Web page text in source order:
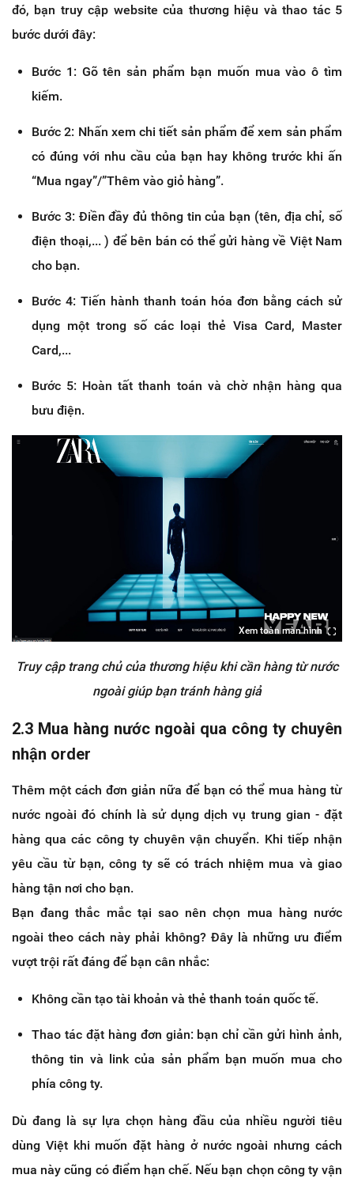
đó, bạn truy cập website của thương hiệu và thao tác 5
bước dưới đây:
Bước 1: Gõ tên sản phẩm bạn muốn mua vào ô tìm
kiếm.
Bước 2: Nhấn xem chi tiết sản phẩm để xem sản phẩm
có đúng với nhu cầu của bạn hay không trước khi ấn
“Mua ngay”/”Thêm vào giỏ hàng”.
Bước 3: Điền đầy đủ thông tin của bạn (tên, địa chỉ, số
điện thoại,... ) để bên bán có thể gửi hàng về Việt Nam
cho bạn.
Bước 4: Tiến hành thanh toán hóa đơn bằng cách sử
dụng một trong số các loại thẻ Visa Card, Master
Card,...
Bước 5: Hoàn tất thanh toán và chờ nhận hàng qua
bưu điện.
Xem toàn màn hình
Truy cập trang chủ của thương hiệu khi cần hàng từ nước
ngoài giúp bạn tránh hàng giả
2.3 Mua hàng nước ngoài qua công ty chuyên
nhận order
Thêm một cách đơn giản nữa để bạn có thể mua hàng từ
nước ngoài đó chính là sử dụng dịch vụ trung gian - đặt
hàng qua các công ty chuyên vận chuyển. Khi tiếp nhận
yêu cầu từ bạn, công ty sẽ có trách nhiệm mua và giao
hàng tận nơi cho bạn.
Bạn đang thắc mắc tại sao nên chọn mua hàng nước
ngoài theo cách này phải không? Đây là những ưu điểm
vượt trội rất đáng để bạn cân nhắc:
Không cần tạo tài khoản và thẻ thanh toán quốc tế.
Thao tác đặt hàng đơn giản: bạn chỉ cần gửi hình ảnh,
thông tin và link của sản phẩm bạn muốn mua cho
phía công ty.
Dù đang là sự lựa chọn hàng đầu của nhiều người tiêu
dùng Việt khi muốn đặt hàng ở nước ngoài nhưng cách
mua này cũng có điểm hạn chế. Nếu bạn chọn công ty vận